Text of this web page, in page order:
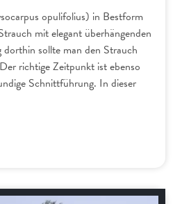
opulifolius) in Bestform
mit elegant überhängenden
sollte man den Strauch
richtige Zeitpunkt ist ebenso
Schnittführung. In dieser